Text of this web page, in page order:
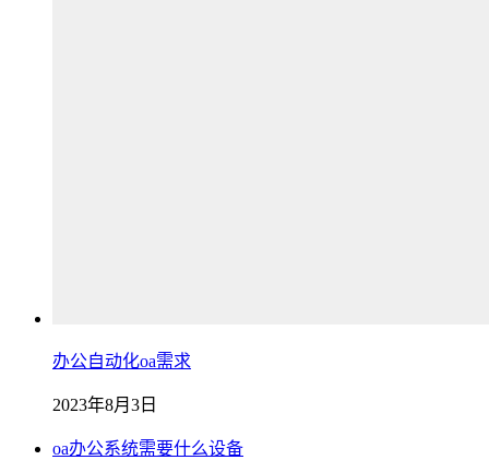
办公自动化oa需求
2023年8月3日
oa办公系统需要什么设备